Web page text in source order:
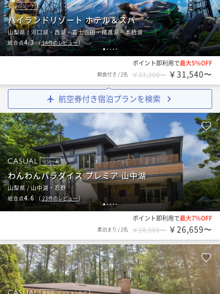
1 2 3 45
リゾート
ハイランドリゾート ホテル＆スパ
山梨県 / 河口湖・西湖・富士吉田・精進湖・本栖湖
総合点4.3（14件のレビュー）
ポイント即利用で最大5％OFF
朝食付き /2名 ￥33,200〜 ￥31,540〜
航空券付き宿泊プランを検索
1234 5
リゾート
わんわんパラダイス プレミア 山中湖
山梨県 / 山中湖・忍野
総合点4.6（ 23件のレビュー）
ポイント即利用で最大7％OFF
素泊まり /2名 ￥28,666〜 ￥26,659〜